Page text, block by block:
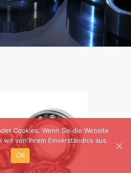
Cookies. Wenn Sie die Website
von Ihrem Einverständnis aus.
OK